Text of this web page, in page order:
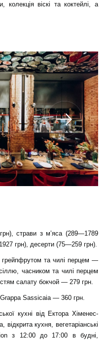
колекція віскі та коктейлі, а
страви з м’яса (289—1789
грн), десерти (75—259 грн).
та чилі перцем —
часником та чилі перцем
салату бокчой — 279 грн.
Sassicaia — 360 грн.
кухні від Ектора Хіменес-
кухня, вегетаріанські
з 12:00 до 17:00 в будні,